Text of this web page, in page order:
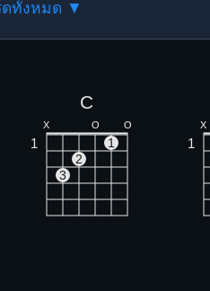
ดทั้งหมด ▼
C
X O O
1
1
2
3
X
1